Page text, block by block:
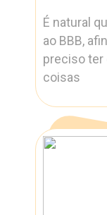
É natural
ao BBB,
preciso ter
coisas